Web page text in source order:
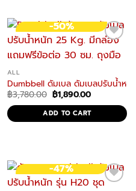
20 Kg. สีดำ มีกล่อง แถมฟรีข้อต่อ
-50%
ALL
Dumbbell ดัมเบล ดัมเบลปรับน้ำห
฿3,780.00 Original
price
was:
฿3,780.00.
฿1,890.00Current
is:
฿1,890.00.
ADD TO CART
-47%